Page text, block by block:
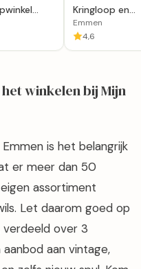
Kringloop en
activiteiten
Tijd
Emmen
4,6
winkelen bij Mijn
is het belangrijk
er meer dan 50
assortiment
Let daarom goed op
verdeeld over 3
aan vintage,